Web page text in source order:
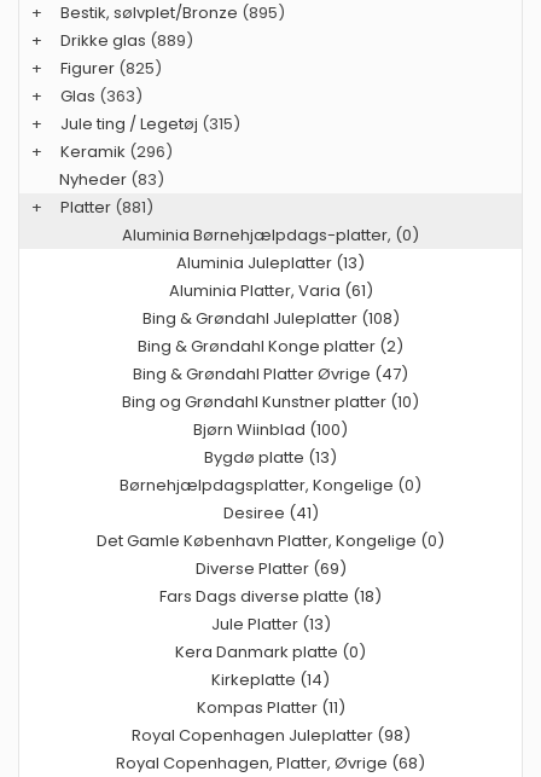
+
Bestik, sølvplet/Bronze (895)
+
Drikke glas (889)
+
Figurer (825)
+
Glas (363)
+
Jule ting / Legetøj (315)
+
Keramik (296)
Nyheder (83)
+
Platter (881)
Aluminia Børnehjælpdags-platter, (0)
Aluminia Juleplatter (13)
Aluminia Platter, Varia (61)
Bing & Grøndahl Juleplatter (108)
Bing & Grøndahl Konge platter (2)
Bing & Grøndahl Platter Øvrige (47)
Bing og Grøndahl Kunstner platter (10)
Bjørn Wiinblad (100)
Bygdø platte (13)
Børnehjælpdagsplatter, Kongelige (0)
Desiree (41)
Det Gamle København Platter, Kongelige (0)
Diverse Platter (69)
Fars Dags diverse platte (18)
Jule Platter (13)
Kera Danmark platte (0)
Kirkeplatte (14)
Kompas Platter (11)
Royal Copenhagen Juleplatter (98)
Royal Copenhagen, Platter, Øvrige (68)